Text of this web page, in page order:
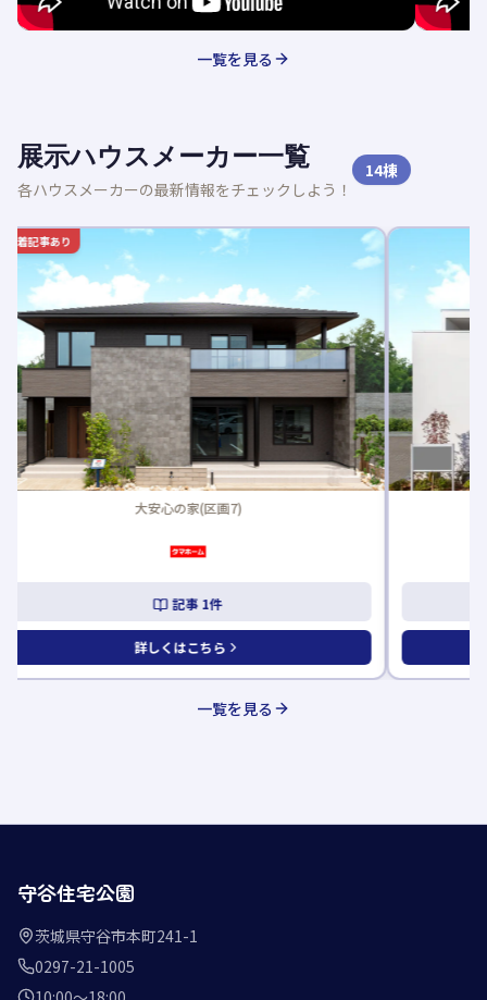
一覧を見る
展示ハウスメーカー一覧
各ハウスメーカーの最新情報をチェックしよう！
14棟
SKIP-VALLEY by Felidia(区画13)
詳しくはこちら
一覧を見る
守谷住宅公園
茨城県守谷市本町241-1
0297-21-1005